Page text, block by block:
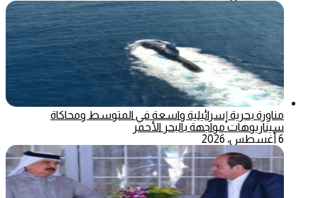
مناورة بحرية إسرائيلية واسعة في المتوسط ومحاكاة
سيناريوهات مواجهة بالبحر الأحمر
6 أغسطس، 2026